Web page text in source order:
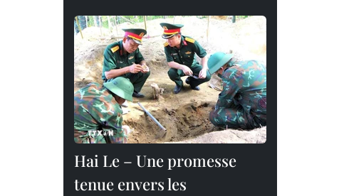
Hai Le – Une promesse
tenue envers les